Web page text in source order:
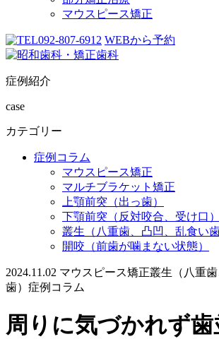
マウスピース矯正
092-807-6912 WEBから予約
症例紹介
case
カテゴリー
症例コラム
マウスピース矯正
マルチブラケット矯正
上顎前突（出っ歯）
下顎前突（反対咬合、受け口）
叢生（八重歯、凸凹、乱食い歯
開咬（前歯が噛まない状態）
2024.11.02 マウスピース矯正叢生（八重
歯） 症例コラム
周りに気づかれず